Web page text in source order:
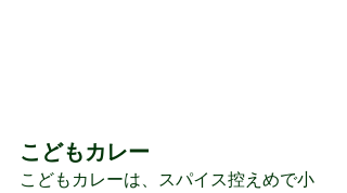
こどもカレー
こどもカレーは、スパイス控えめで小